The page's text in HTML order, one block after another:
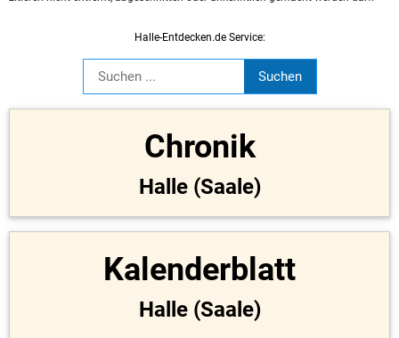
Halle-Entdecken.de Service:
Chronik
Halle (Saale)
Kalenderblatt
Halle (Saale)